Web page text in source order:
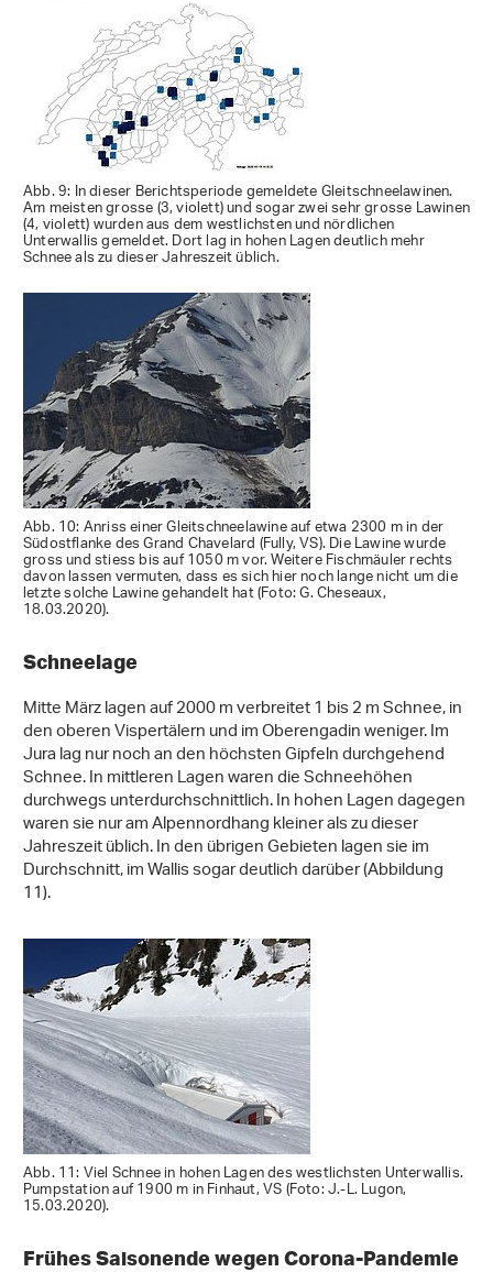
Abb. 9: In dieser Berichtsperiode gemeldete Gleitschneelawinen.
Am meisten grosse (3, violett) und sogar zwei sehr grosse Lawinen
(4, violett) wurden aus dem westlichsten und nördlichen
Unterwallis gemeldet. Dort lag in hohen Lagen deutlich mehr
Schnee als zu dieser Jahreszeit üblich.
Abb. 10: Anriss einer Gleitschneelawine auf etwa 2300 m in der
Südostflanke des Grand Chavelard (Fully, VS). Die Lawine wurde
gross und stiess bis auf 1050 m vor. Weitere Fischmäuler rechts
davon lassen vermuten, dass es sich hier noch lange nicht um die
letzte solche Lawine gehandelt hat (Foto: G. Cheseaux,
18.03.2020).
Schneelage
Mitte März lagen auf 2000 m verbreitet 1 bis 2 m Schnee, in
den oberen Vispertälern und im Oberengadin weniger. Im
Jura lag nur noch an den höchsten Gipfeln durchgehend
Schnee. In mittleren Lagen waren die Schneehöhen
durchwegs unterdurchschnittlich. In hohen Lagen dagegen
waren sie nur am Alpennordhang kleiner als zu dieser
Jahreszeit üblich. In den übrigen Gebieten lagen sie im
Durchschnitt, im Wallis sogar deutlich darüber (Abbildung
11).
Abb. 11: Viel Schnee in hohen Lagen des westlichsten Unterwallis.
Pumpstation auf 1900 m in Finhaut, VS (Foto: J.-L. Lugon,
15.03.2020).
Frühes Saisonende wegen Corona-Pandemie